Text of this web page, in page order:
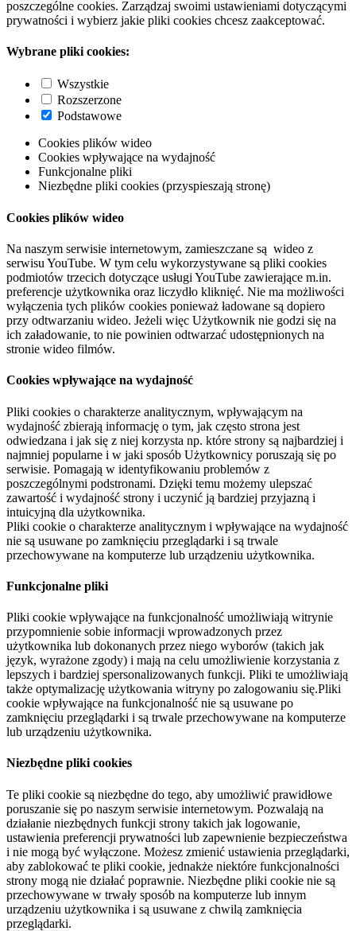
poszczególne cookies. Zarządzaj swoimi ustawieniami dotyczącymi
prywatności i wybierz jakie pliki cookies chcesz zaakceptować.
Wybrane pliki cookies:
Wszystkie
Rozszerzone
Podstawowe
Cookies plików wideo
Cookies wpływające na wydajność
Funkcjonalne pliki
Niezbędne pliki cookies (przyspieszają stronę)
Cookies plików wideo
Na naszym serwisie internetowym, zamieszczane są wideo z
serwisu YouTube. W tym celu wykorzystywane są pliki cookies
podmiotów trzecich dotyczące usługi YouTube zawierające m.in.
preferencje użytkownika oraz liczydło kliknięć. Nie ma możliwości
wyłączenia tych plików cookies ponieważ ładowane są dopiero
przy odtwarzaniu wideo. Jeżeli więc Użytkownik nie godzi się na
ich załadowanie, to nie powinien odtwarzać udostępnionych na
stronie wideo filmów.
Cookies wpływające na wydajność
Pliki cookies o charakterze analitycznym, wpływającym na
wydajność zbierają informację o tym, jak często strona jest
odwiedzana i jak się z niej korzysta np. które strony są najbardziej i
najmniej popularne i w jaki sposób Użytkownicy poruszają się po
serwisie. Pomagają w identyfikowaniu problemów z
poszczególnymi podstronami. Dzięki temu możemy ulepszać
zawartość i wydajność strony i uczynić ją bardziej przyjazną i
intuicyjną dla użytkownika.
Pliki cookie o charakterze analitycznym i wpływające na wydajność
nie są usuwane po zamknięciu przeglądarki i są trwale
przechowywane na komputerze lub urządzeniu użytkownika.
Funkcjonalne pliki
Pliki cookie wpływające na funkcjonalność umożliwiają witrynie
przypomnienie sobie informacji wprowadzonych przez
użytkownika lub dokonanych przez niego wyborów (takich jak
język, wyrażone zgody) i mają na celu umożliwienie korzystania z
lepszych i bardziej spersonalizowanych funkcji. Pliki te umożliwiają
także optymalizację użytkowania witryny po zalogowaniu się.Pliki
cookie wpływające na funkcjonalność nie są usuwane po
zamknięciu przeglądarki i są trwale przechowywane na komputerze
lub urządzeniu użytkownika.
Niezbędne pliki cookies
Te pliki cookie są niezbędne do tego, aby umożliwić prawidłowe
poruszanie się po naszym serwisie internetowym. Pozwalają na
działanie niezbędnych funkcji strony takich jak logowanie,
ustawienia preferencji prywatności lub zapewnienie bezpieczeństwa
i nie mogą być wyłączone. Możesz zmienić ustawienia przeglądarki,
aby zablokować te pliki cookie, jednakże niektóre funkcjonalności
strony mogą nie działać poprawnie. Niezbędne pliki cookie nie są
przechowywane w trwały sposób na komputerze lub innym
urządzeniu użytkownika i są usuwane z chwilą zamknięcia
przeglądarki.